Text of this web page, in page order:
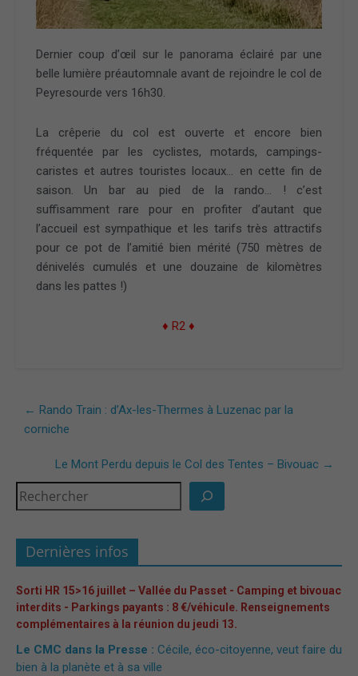
Dernier coup d’œil sur le panorama éclairé par une
belle lumière préautomnale avant de rejoindre le col de
Peyresourde vers 16h30.
La crêperie du col est ouverte et encore bien
fréquentée par les cyclistes, motards, campings-
caristes et autres touristes locaux… en cette fin de
saison. Un bar au pied de la rando… ! c’est
suffisamment rare pour en profiter d’autant que
l’accueil est sympathique et les tarifs très attractifs
pour ce pot de l’amitié bien mérité (750 mètres de
dénivelés cumulés et une douzaine de kilomètres
dans les pattes !)
♦ R2 ♦
← Rando Train : d’Ax-les-Thermes à Luzenac par la
corniche
Le Mont Perdu depuis le Col des Tentes – Bivouac →
Dernières infos
Sorti HR 15>16 juillet – Vallée du Passet - Camping et bivouac
interdits - Parkings payants : 8 €/véhicule. Renseignements
complémentaires à la réunion du jeudi 13.
Le CMC dans la Presse : Cécile, éco-citoyenne, veut faire du
bien à la planète et à sa ville